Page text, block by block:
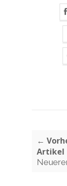
←
Artikel